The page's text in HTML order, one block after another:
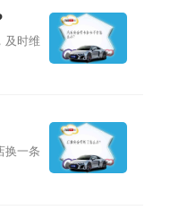
及时维
换一条